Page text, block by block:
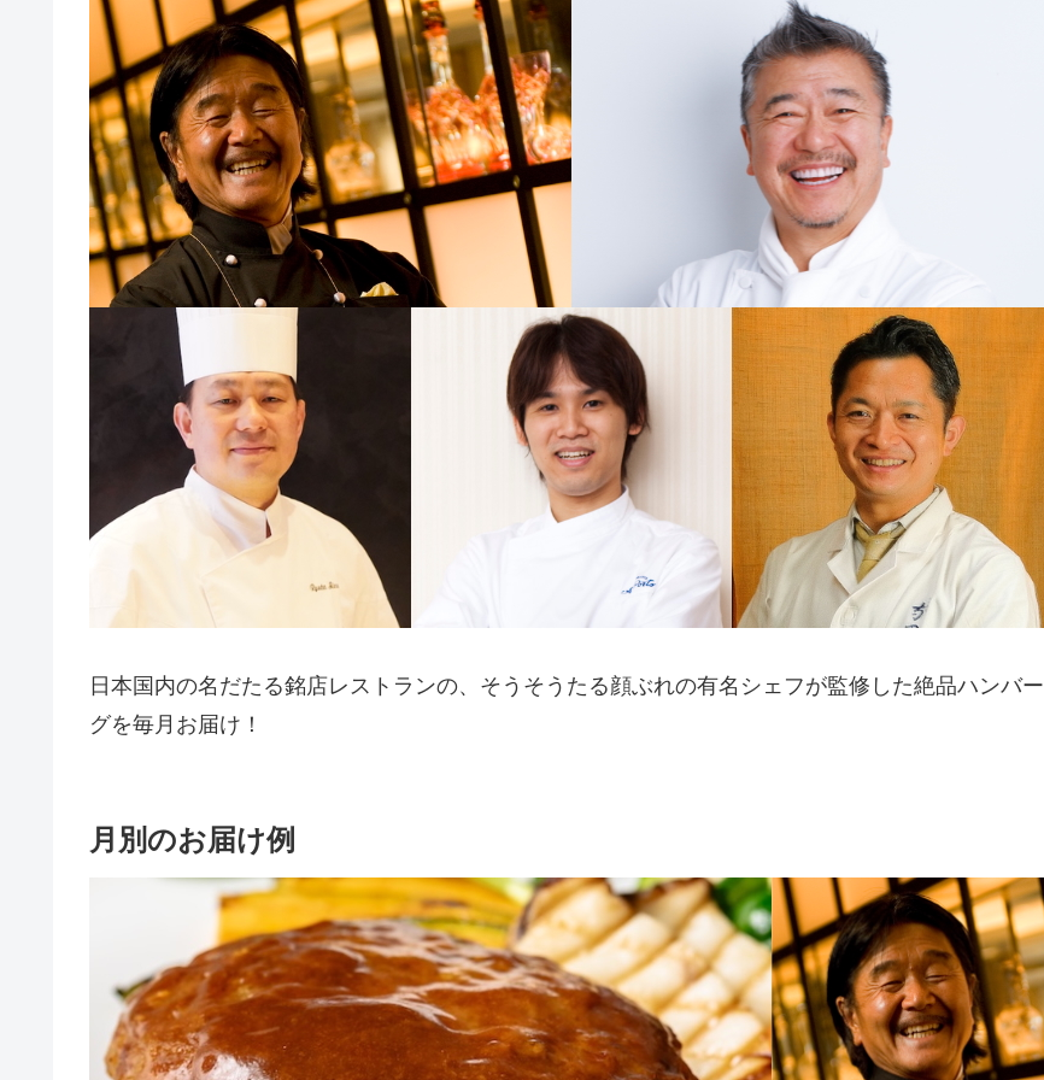
日本国内の名だたる銘店レストランの、そうそうたる顔ぶれの有名シェフが監修した絶品ハンバー
グを毎月お届け！
月別のお届け例